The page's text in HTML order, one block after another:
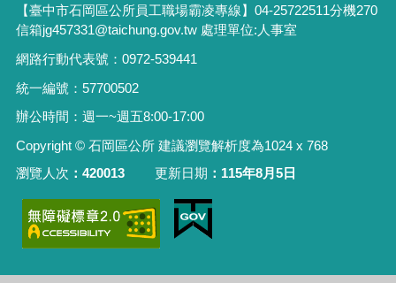
【臺中市石岡區公所員工職場霸凌專線】04-25722511分機270
信箱jg457331@taichung.gov.tw 處理單位:人事室
網路行動代表號：0972-539441
統一編號：57700502
辦公時間：週一~週五8:00-17:00
Copyright © 石岡區公所 建議瀏覽解析度為1024 x 768
瀏覽人次
420013 更新日期 115年8月5日